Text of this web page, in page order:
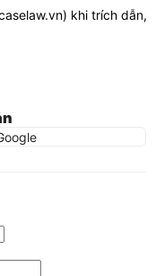
) khi trích dẫn,